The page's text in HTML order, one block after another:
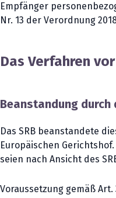
Empfänger
Nr. 13 der Verordnung
Das Verfahren
Beanstandung durch
Das SRB beanstandete
Europäischen
seien nach Ansicht des
Voraussetzung gemäß Art.